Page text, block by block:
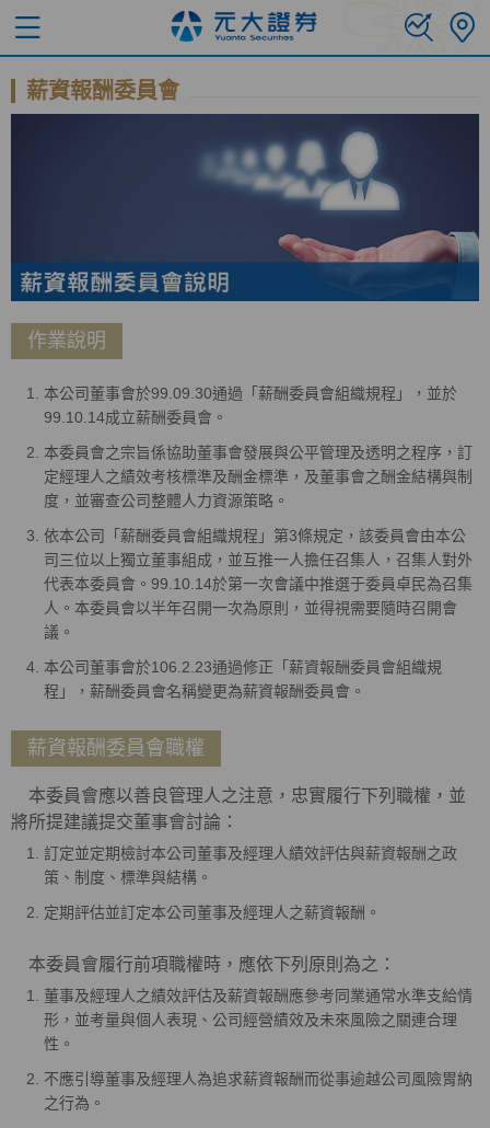
薪資報酬委員會
作業說明
本公司董事會於99.09.30通過「薪酬委員會組織規程」，並於
99.10.14成立薪酬委員會。
本委員會之宗旨係協助董事會發展與公平管理及透明之程序，訂
定經理人之績效考核標準及酬金標準，及董事會之酬金結構與制
度，並審查公司整體人力資源策略。
依本公司「薪酬委員會組織規程」第3條規定，該委員會由本公
司三位以上獨立董事組成，並互推一人擔任召集人，召集人對外
代表本委員會。99.10.14於第一次會議中推選于委員卓民為召集
人。本委員會以半年召開一次為原則，並得視需要隨時召開會
議。
本公司董事會於106.2.23通過修正「薪資報酬委員會組織規
程」，薪酬委員會名稱變更為薪資報酬委員會。
薪資報酬委員會職權
本委員會應以善良管理人之注意，忠實履行下列職權，並
將所提建議提交董事會討論：
訂定並定期檢討本公司董事及經理人績效評估與薪資報酬之政
策、制度、標準與結構。
定期評估並訂定本公司董事及經理人之薪資報酬。
本委員會履行前項職權時，應依下列原則為之：
董事及經理人之績效評估及薪資報酬應參考同業通常水準支給情
形，並考量與個人表現、公司經營績效及未來風險之關連合理
性。
不應引導董事及經理人為追求薪資報酬而從事逾越公司風險胃納
之行為。